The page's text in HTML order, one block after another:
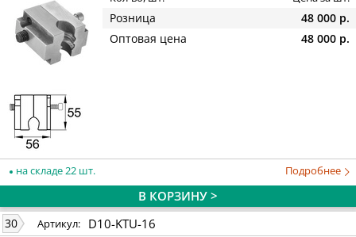
Розница
48 000 р.
Оптовая цена
48 000 р.
на складе 22 шт. Подробнее
В КОРЗИНУ >
30 Артикул: D10-KTU-16